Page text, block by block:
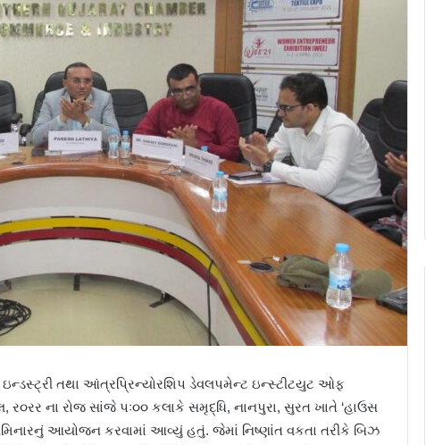
તથા આંત્રપ્રિન્યોરશિપ ડેવલપમેન્ટ ઇન્સ્ટીટયુટ ઓફ
ના રોજ સાંજે પઃ૦૦ કલાકે સમૃદ્ધિ, નાનપુરા, સુરત ખાતે ‘હાઉસ
આયોજન કરવામાં આવ્યું હતું. જેમાં નિષ્ણાંત વકતા તરીકે બિઝ